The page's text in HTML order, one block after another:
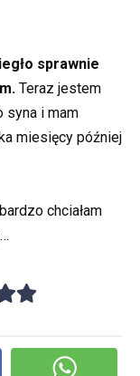
sprawnie
Teraz jestem
syna i mam
miesięcy później
chciałam